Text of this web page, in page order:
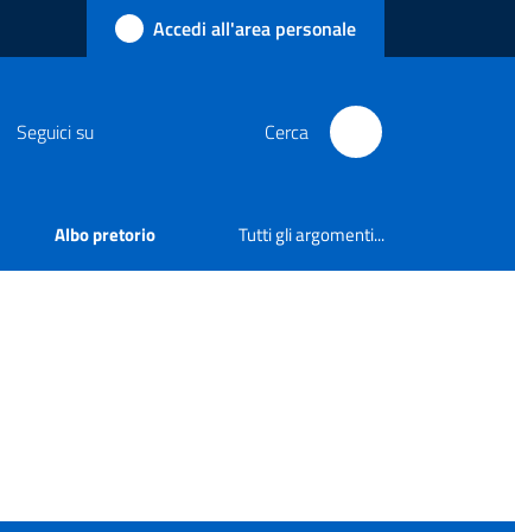
Accedi all'area personale
Seguici su Cerca
Albo pretorio Tutti gli argomenti...